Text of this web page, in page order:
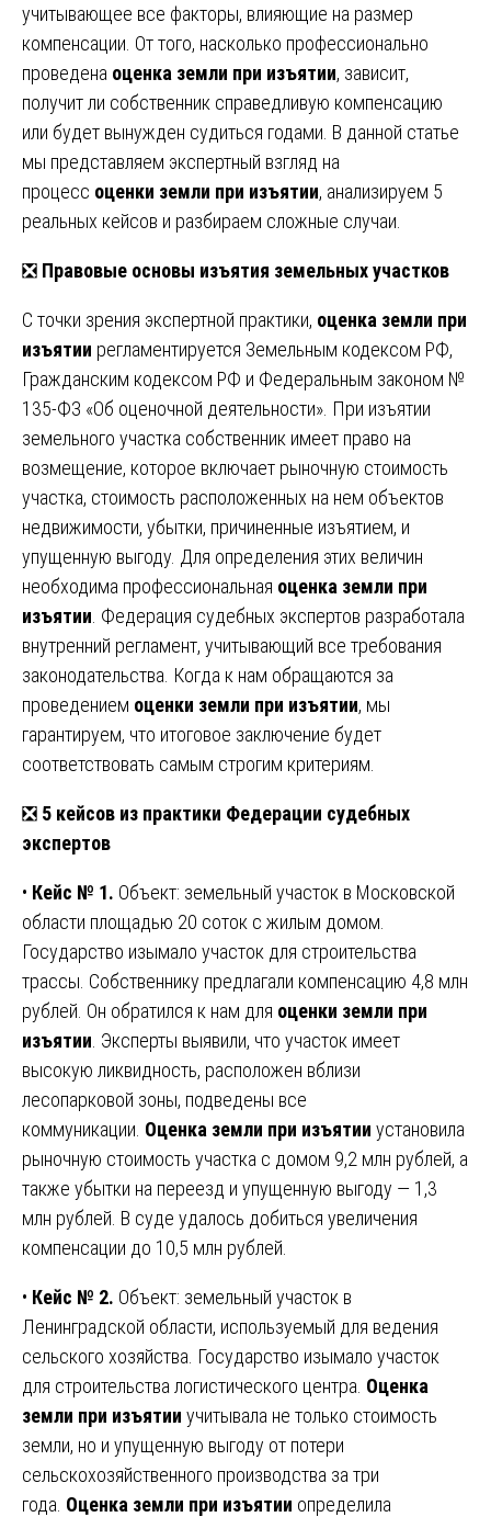
учитывающее все факторы, влияющие на размер
компенсации. От того, насколько профессионально
проведена оценка земли при изъятии, зависит,
получит ли собственник справедливую компенсацию
или будет вынужден судиться годами. В данной статье
мы представляем экспертный взгляд на
процесс оценки земли при изъятии, анализируем 5
реальных кейсов и разбираем сложные случаи.
❎ Правовые основы изъятия земельных участков
С точки зрения экспертной практики, оценка земли при
изъятии регламентируется Земельным кодексом РФ,
Гражданским кодексом РФ и Федеральным законом №
135-ФЗ «Об оценочной деятельности». При изъятии
земельного участка собственник имеет право на
возмещение, которое включает рыночную стоимость
участка, стоимость расположенных на нем объектов
недвижимости, убытки, причиненные изъятием, и
упущенную выгоду. Для определения этих величин
необходима профессиональная оценка земли при
изъятии . Федерация судебных экспертов разработала
внутренний регламент, учитывающий все требования
законодательства. Когда к нам обращаются за
проведением оценки земли при изъятии, мы
гарантируем, что итоговое заключение будет
соответствовать самым строгим критериям.
❎ 5 кейсов из практики Федерации судебных
экспертов
• Кейс № 1. Объект: земельный участок в Московской
области площадью 20 соток с жилым домом.
Государство изымало участок для строительства
трассы. Собственнику предлагали компенсацию 4,8 млн
рублей. Он обратился к нам для оценки земли при
изъятии . Эксперты выявили, что участок имеет
высокую ликвидность, расположен вблизи
лесопарковой зоны, подведены все
коммуникации. Оценка земли при изъятии установила
рыночную стоимость участка с домом 9,2 млн рублей, а
также убытки на переезд и упущенную выгоду — 1,3
млн рублей. В суде удалось добиться увеличения
компенсации до 10,5 млн рублей.
• Кейс № 2. Объект: земельный участок в
Ленинградской области, используемый для ведения
сельского хозяйства. Государство изымало участок
для строительства логистического центра. Оценка
земли при изъятии учитывала не только стоимость
земли, но и упущенную выгоду от потери
сельскохозяйственного производства за три
года. Оценка земли при изъятии определила